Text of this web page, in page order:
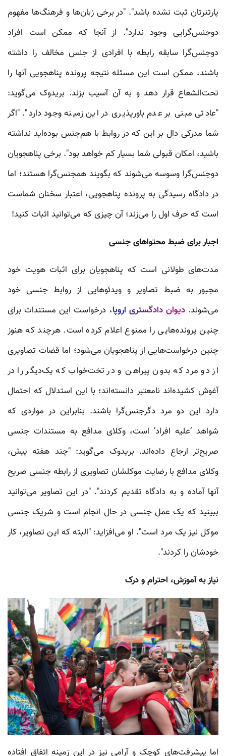
پارتنرتان ثبت نشده باشد". "در برخی زبان‌ها و فرهنگ‌ها مفهوم
دوجنس‌گرایی وجود ندارد". از آنجا که ممکن است افراد
دوجنس‌گرا سابقه رابطه با افرادی از جنس مخالف را داشته
باشند، ممکن است این مسئله نتیجه پرونده پناهجویی آنها را
تحت‌الشعاع قرار دهد و به آن آسیب بزند. بریدوک می‌گوید:
"عادتی مبنی بر عدم باورپذیری در این زمینه وجود دارد". "اگر
شما مدرکی دال بر این که در روابط با هم‌جنس بوده‌اید نداشته
باشید، امکان قبولی شما بسیار کم خواهد بود". برخی پناهجویان
دوجنس‌گرا وسوسه می‌شوند که بگویند همجنس‌گرا هستند؛ اما
در دادگاه رسیدگی به پرونده پناهجویی، اعتبار سخنان شماست
است که حرف اول را می‌زند؛ آن چیزی که می‌توانید اثبات کنید!
اجبار برای ضبط محتواهای جنسی
مدت‌های طولانی است که پناهجویان برای اثبات هویت خود
مجبور به ضبط تصاویر و ویدئوهایی از روابط جنسی خود
می‌شوند.دیوان دادگستری اروپا، درخواست این مستندات برای
چنین پرونده‌هایی را ممنوع اعلام کرده است. هرچند که هنوز
چنین درخواست‌هایی از پناهجویان می‌شود؛ اما قضات تصاویری
از دو مرد که بدون پیراهن و در تخت‌خواب که یک‌دیگر را در
آغوش کشیده‌اند نامعتبر دانسته‌اند؛ با این استدلال که احتمال
دارد این دو مرد دگرجنس‌گرا باشند. بنابراین در مواردی که
شواهد ‘علیه افراد’ است، وکلای مدافع به مستندات جنسی
صریح‌تر ارجاع داده‌اند. بریدوک می‌گوید: "چند هفته پیش،
وکلای مدافع با رضایت موکلشان تصاویری از رابطه جنسی صریح
آنها آماده و به دادگاه تقدیم کردند". "در این تصاویر می‌توانید
ببینید که یک عمل جنسی در حال انجام است و شریک جنسی
موکل نیز یک مرد است". او می‌افزاید: "البته که این تصاویر، کار
خودشان را کردند".
نیاز به آموزش، احترام و درک
اما پیشرفت‌های کوچک و آرامی نیز در این زمینه اتفاق افتاده